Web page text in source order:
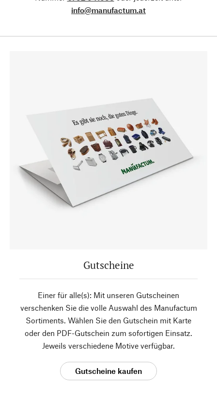
info@manufactum.at
Gutscheine
Einer für alle(s): Mit unseren Gutscheinen
verschenken Sie die volle Auswahl des Manufactum
Sortiments. Wählen Sie den Gutschein mit Karte
oder den PDF-Gutschein zum sofortigen Einsatz.
Jeweils verschiedene Motive verfügbar.
Gutscheine kaufen